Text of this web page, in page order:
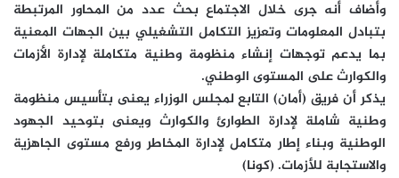
وأضاف أنه جرى خلال الاجتماع بحث عدد من المحاور المرتبطة
بتبادل المعلومات وتعزيز التكامل التشغيلي بين الجهات المعنية
بما يدعم توجهات إنشاء منظومة وطنية متكاملة لإدارة الأزمات
والكوارث على المستوى الوطني.
يذكر أن فريق (أمان) التابع لمجلس الوزراء يعنى بتأسيس منظومة
وطنية شاملة لإدارة الطوارئ والكوارث ويعنى بتوحيد الجهود
الوطنية وبناء إطار متكامل لإدارة المخاطر ورفع مستوى الجاهزية
والاستجابة للأزمات. (كونا)